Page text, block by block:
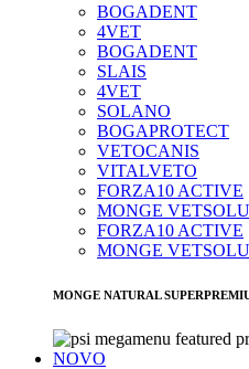
BOGADENT
4VET
BOGADENT
SLAIS
4VET
SOLANO
BOGAPROTECT
VETOCANIS
VITALVETO
FORZA10 ACTIVE
MONGE
FORZA10 ACTIVE
MONGE
MONGE NATURAL
NOVO